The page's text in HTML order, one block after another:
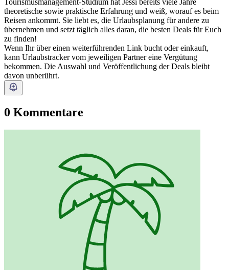
theoretische sowie praktische Erfahrung und weiß, worauf es beim
Reisen ankommt. Sie liebt es, die Urlaubsplanung für andere zu
übernehmen und setzt täglich alles daran, die besten Deals für Euch
zu finden!
Wenn Ihr über einen weiterführenden Link bucht oder einkauft,
kann Urlaubstracker vom jeweiligen Partner eine Vergütung
bekommen. Die Auswahl und Veröffentlichung der Deals bleibt
davon unberührt.
0 Kommentare